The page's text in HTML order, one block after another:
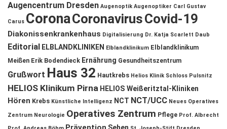
Augencentrum Dresden Augenoptik Augenoptiker Carl Gustav
Carus CoronaCoronavirusCovid-19
Diakonissenkrankenhaus Digitalisierung Dr. Katja Scarlett Daub
Editorial ELBLANDKLINIKEN Elblandklinikum Elblandklinikum
Meißen Erik Bodendieck Ernährung Gesundheitszentrum
Grußwort Haus 32 Hautkrebs Helios Klinik Schloss Pulsnitz
HELIOS Klinikum Pirna HELIOS Weißeritztal-Kliniken
Hören Krebs Künstliche Intelligenz NCT NCT/UCC Neues Operatives
Zentrum Neurologie Operatives Zentrum Pflege Prof. Albrecht